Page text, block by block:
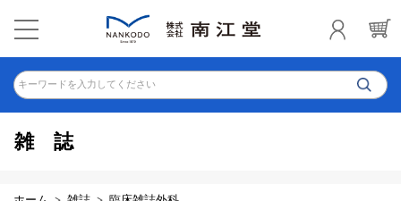
キーワードを入力してください
雑誌